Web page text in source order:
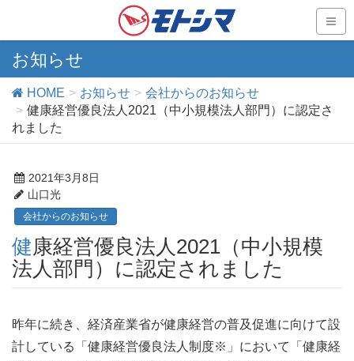
お知らせ
HOME お知らせ
会社からのお知らせ
健康経営優良法人2021（中小規模法人部門）に認定さ
れました
2021年3月8日
山口光
会社からのお知らせ
健康経営優良法人2021（中小規模
法人部門）に認定されました
昨年に続き、経済産業省が健康経営の普及促進に向けて設
計している「健康経営優良法人制度※」において「健康経